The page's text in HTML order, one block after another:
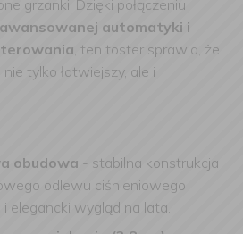
grzanki. Dzięki połączeniu
automatyki i
, ten toster sprawia, że
tylko łatwiejszy, ale i
obudowa - stabilna konstrukcja
odlewu ciśnieniowego
elegancki wygląd na lata.